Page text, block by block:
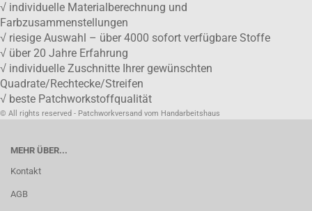
√ individuelle Materialberechnung und
Farbzusammenstellungen
√ riesige Auswahl – über 4000 sofort verfügbare Stoffe
√ über 20 Jahre Erfahrung
√ individuelle Zuschnitte Ihrer gewünschten
Quadrate/Rechtecke/Streifen
√ beste Patchworkstoffqualität
© All rights reserved - Patchworkversand vom Handarbeitshaus
MEHR ÜBER...
Kontakt
AGB